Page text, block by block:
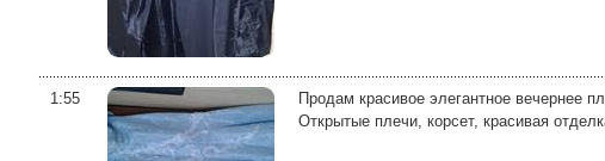
1:55
Продам красивое элегантное вечернее
Открытые плечи, корсет, красивая